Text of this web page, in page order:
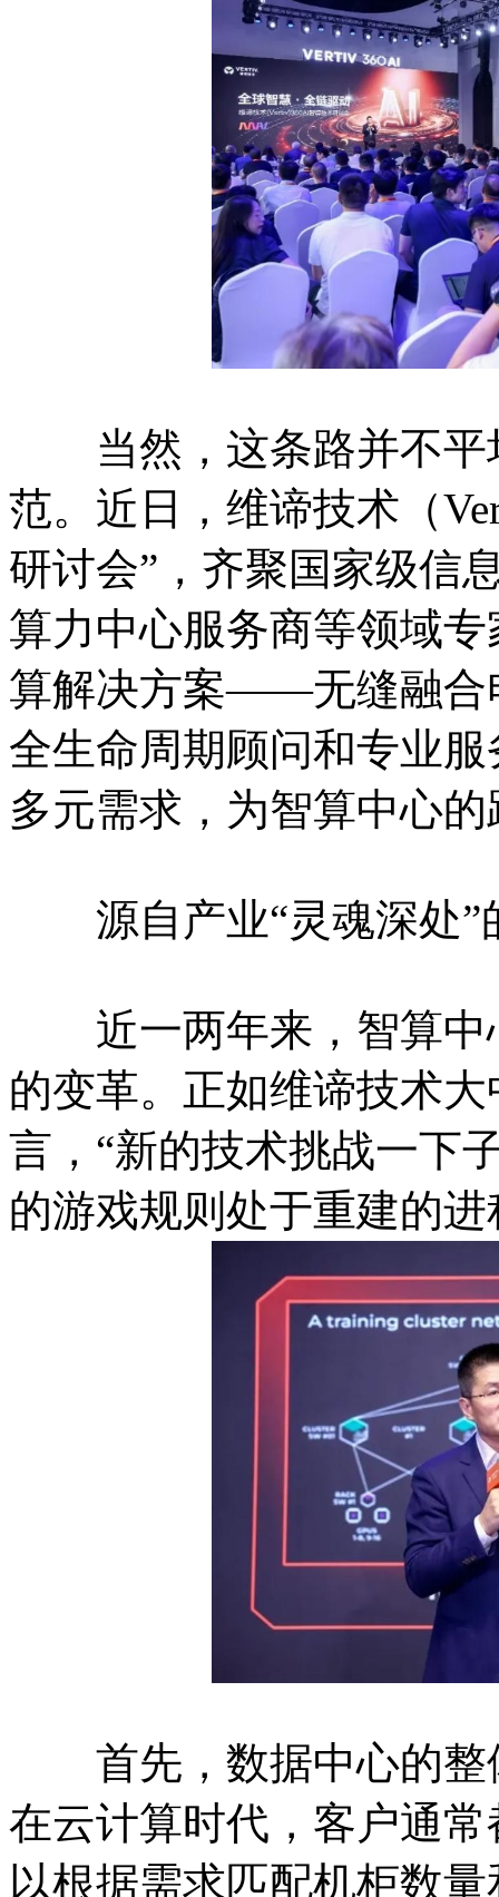
当然，这条路并不平
范。近日，维谛技术（
研讨会”，齐聚国家级信
算力中心服务商等领域
算解决方案——无缝融合
全生命周期顾问和专业
多元需求，为智算中心
源自产业“灵魂深处”
近一两年来，智算中
的变革。正如维谛技术
言，“新的技术挑战一下
的游戏规则处于重建的进
首先，数据中心的整
在云计算时代，客户通
以根据需求匹配机柜数